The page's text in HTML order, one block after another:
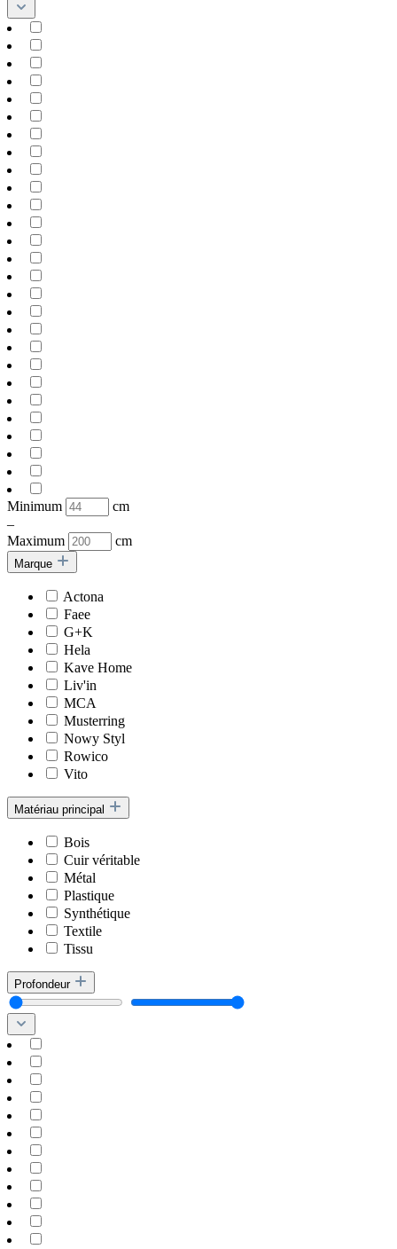
Minimum
cm
–
Maximum
cm
Marque
Actona
Faee
G+K
Hela
Kave Home
Liv'in
MCA
Musterring
Nowy Styl
Rowico
Vito
Matériau principal
Bois
Cuir véritable
Métal
Plastique
Synthétique
Textile
Tissu
Profondeur